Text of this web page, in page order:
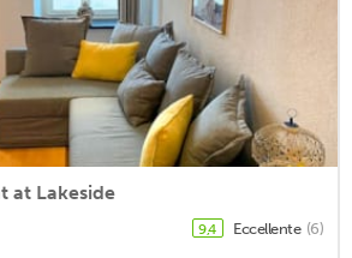
at Lakeside
9,4 Eccellente (6)